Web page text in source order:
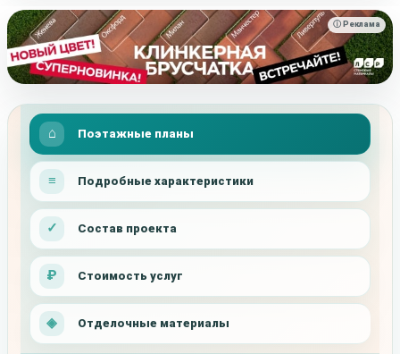
ⓘ Реклама
Поэтажные планы
Подробные характеристики
Состав проекта
Стоимость услуг
Отделочные материалы